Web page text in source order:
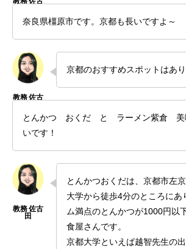
奈良県橿原市です。京都も長いですよ～
京都のおすすめスポットはあ
とんかつ おくだ と ラーメン紫倉 美
いです！
とんかつおくだは、京都市左
大学から徒歩4分のところにあ
ム満点のとんかつが1000円以
食屋さんです。
京都大学といえば越智先生の